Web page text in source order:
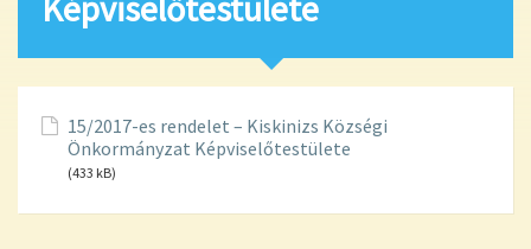
15/2017-es rendelet – Kiskinizs Községi
Önkormányzat Képviselőtestülete
(433 kB)